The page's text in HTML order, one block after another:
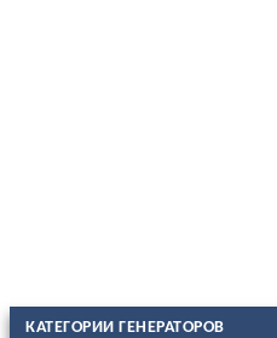
КАТЕГОРИИ ГЕНЕРАТОРОВ